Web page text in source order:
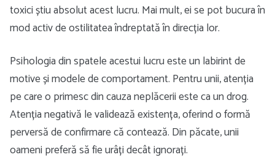
toxici știu absolut acest lucru. Mai mult, ei se pot bucura în
mod activ de ostilitatea îndreptată în direcția lor.
Psihologia din spatele acestui lucru este un labirint de
motive și modele de comportament. Pentru unii, atenția
pe care o primesc din cauza neplăcerii este ca un drog.
Atenția negativă le validează existența, oferind o formă
perversă de confirmare că contează. Din păcate, unii
oameni preferă să fie urâți decât ignorați.